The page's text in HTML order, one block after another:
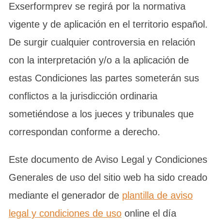
Exserformprev se regirá por la normativa
vigente y de aplicación en el territorio español.
De surgir cualquier controversia en relación
con la interpretación y/o a la aplicación de
estas Condiciones las partes someterán sus
conflictos a la jurisdicción ordinaria
sometiéndose a los jueces y tribunales que
correspondan conforme a derecho.
Este documento de Aviso Legal y Condiciones
Generales de uso del sitio web ha sido creado
mediante el generador de plantilla de aviso
legal y condiciones de usoonline el día